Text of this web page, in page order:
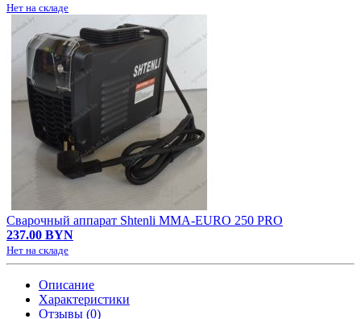
Нет на складе
Сварочный аппарат Shtenli MMA-EURO 250 PRO
237.00 BYN
Нет на складе
Описание
Характеристики
Отзывы (0)